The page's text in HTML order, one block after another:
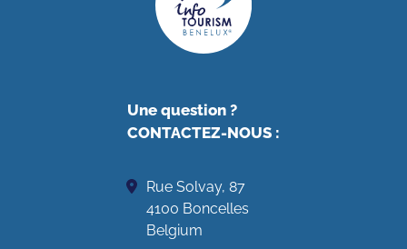
Une question ?
CONTACTEZ-NOUS :
Rue Solvay, 87
4100 Boncelles
Belgium